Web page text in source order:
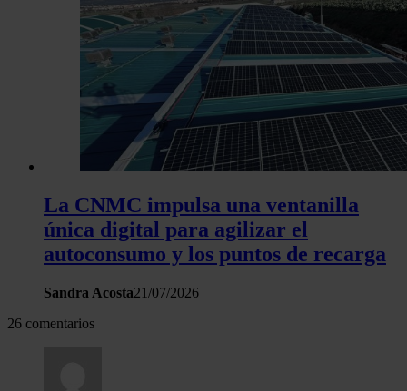
La CNMC impulsa una ventanilla
única digital para agilizar el
autoconsumo y los puntos de recarga
Sandra Acosta21/07/2026
26 comentarios